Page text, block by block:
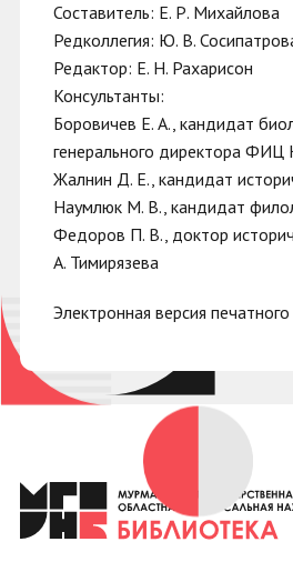
Составитель: Е. Р. Михайлова
Редколлегия: Ю. В.
Редактор: Е. Н. Рахарисон
Консультанты:
Боровичев Е. А., кандидат
генерального директора
Жалнин Д. Е., кандидат
Наумлюк М. В., кандидат
Федоров П. В., доктор
А. Тимирязева
Электронная версия